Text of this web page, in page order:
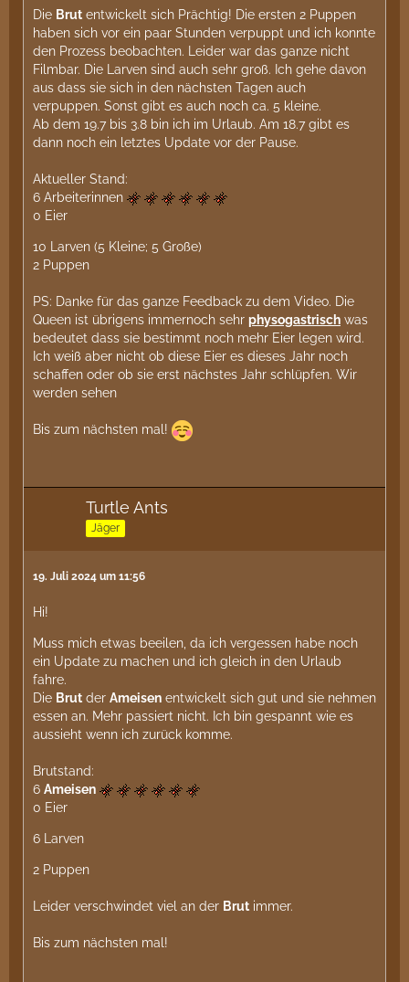
Die Brut entwickelt sich Prächtig! Die ersten 2 Puppen
haben sich vor ein paar Stunden verpuppt und ich konnte
den Prozess beobachten. Leider war das ganze nicht
Filmbar. Die Larven sind auch sehr groß. Ich gehe davon
aus dass sie sich in den nächsten Tagen auch
verpuppen. Sonst gibt es auch noch ca. 5 kleine.
Ab dem 19.7 bis 3.8 bin ich im Urlaub. Am 18.7 gibt es
dann noch ein letztes Update vor der Pause.
Aktueller Stand:
6 Arbeiterinnen
0 Eier
10 Larven (5 Kleine; 5 Große)
2 Puppen
PS: Danke für das ganze Feedback zu dem Video. Die
Queen ist übrigens immernoch sehr physogastrisch was
bedeutet dass sie bestimmt noch mehr Eier legen wird.
Ich weiß aber nicht ob diese Eier es dieses Jahr noch
schaffen oder ob sie erst nächstes Jahr schlüpfen. Wir
werden sehen
Bis zum nächsten mal!
Turtle Ants
Jäger
19. Juli 2024 um 11:56
Hi!
Muss mich etwas beeilen, da ich vergessen habe noch
ein Update zu machen und ich gleich in den Urlaub
fahre.
Die Brut der Ameisen entwickelt sich gut und sie nehmen
essen an. Mehr passiert nicht. Ich bin gespannt wie es
aussieht wenn ich zurück komme.
Brutstand:
6 Ameisen
0 Eier
6 Larven
2 Puppen
Leider verschwindet viel an der Brut immer.
Bis zum nächsten mal!